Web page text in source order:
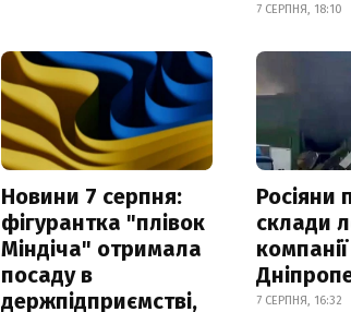
7 СЕРПНЯ, 18:10
Новини 7 серпня:
фігурантка "плівок
Міндіча" отримала
посаду в
держпідприємстві,
Росіяни
склади
7 СЕРПНЯ, 16:32